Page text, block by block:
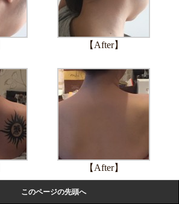
【After】
【After】
このページの先頭へ